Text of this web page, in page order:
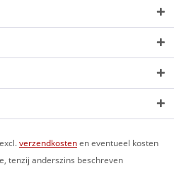
verzendkostenen eventueel kosten
tenzij anderszins beschreven